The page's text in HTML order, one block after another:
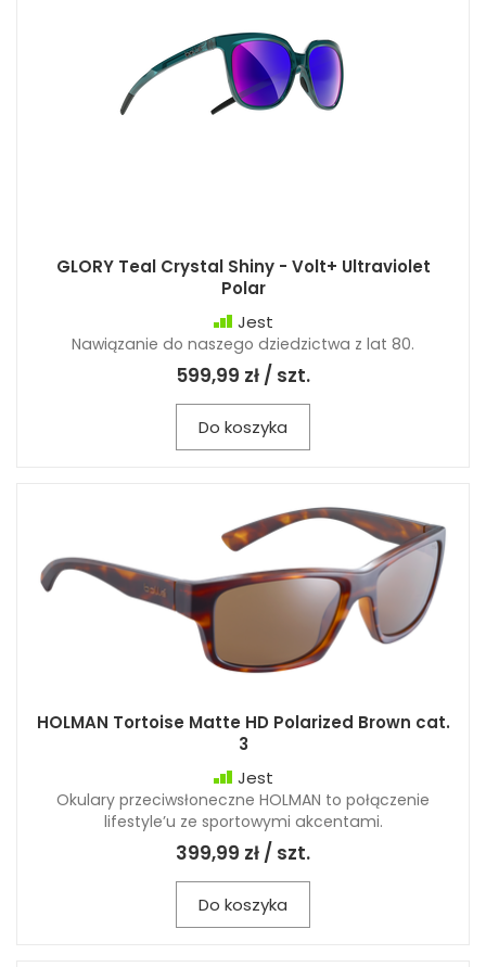
GLORY Teal Crystal Shiny - Volt+ Ultraviolet
Polar
Jest
Nawiązanie do naszego dziedzictwa z lat 80.
599,99 zł / szt.
Do koszyka
HOLMAN Tortoise Matte HD Polarized Brown cat.
3
Jest
Okulary przeciwsłoneczne HOLMAN to połączenie
lifestyle’u ze sportowymi akcentami.
399,99 zł / szt.
Do koszyka